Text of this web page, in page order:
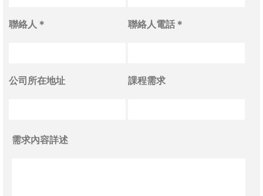
聯絡人＊ 聯絡人電話＊
公司所在地址 課程需求
需求內容詳述